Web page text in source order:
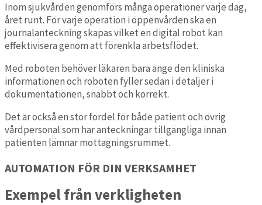
Inom sjukvården genomförs många operationer varje dag,
året runt. För varje operation i öppenvården ska en
journalanteckning skapas vilket en digital robot kan
effektivisera genom att förenkla arbetsflödet.
Med roboten behöver läkaren bara ange den kliniska
informationen och roboten fyller sedan i detaljer i
dokumentationen, snabbt och korrekt.
Det är också en stor fördel för både patient och övrig
vårdpersonal som har anteckningar tillgängliga innan
patienten lämnar mottagningsrummet.
AUTOMATION FÖR DIN VERKSAMHET
Exempel från verkligheten